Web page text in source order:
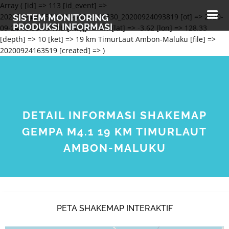
SISTEM MONITORING
PRODUKSI INFORMASI
Array ( [id] => 113 [id_event] =>
20200924093519_41_-3620_128330_20200924093819 [ot] => 2020-
09-24 16:35:19 WIB [mag] => 4.1 [lat] => -3.62 [lon] => 128.33
[depth] => 10 [ket] => 19 km TimurLaut Ambon-Maluku [file] =>
20200924163519 [created] => )
DETAIL INFORMASI SHAKEMAP
GEMPA M4.1 19 KM TIMURLAUT
AMBON-MALUKU
PETA SHAKEMAP INTERAKTIF